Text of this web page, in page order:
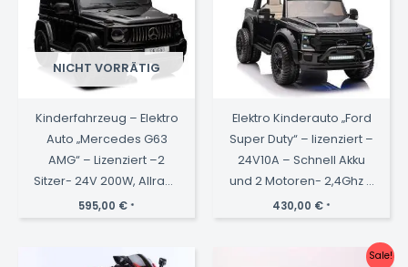
NICHT VORRÄTIG
Kinderfahrzeug – Elektro
Auto „Mercedes G63
AMG“ – Lizenziert –2
Sitzer- 24V 200W, Allrad-
2,4Ghz,
595,00 € *
Elektro Kinderauto „Ford
Super Duty“ – lizenziert –
24V10A – Schnell Akku
und 2 Motoren- 2,4Ghz +
MP3 + Leder + EVA -
430,00 € *
Sale!